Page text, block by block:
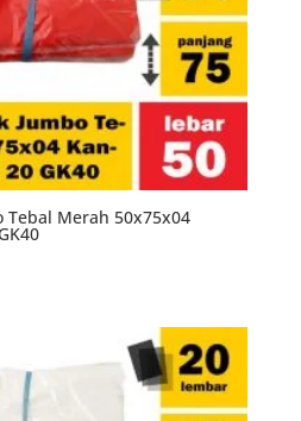
Tebal Merah 50x75x04